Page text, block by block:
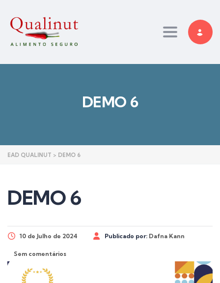
Toggle
DEMO 6
EAD QUALINUT > DEMO 6
DEMO 6
10 de Julho de 2024 Publicado por: Dafna Kann
Sem comentários